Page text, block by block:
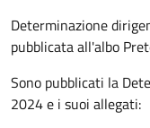
Determinazione
pubblicata all'albo
Sono pubblicati la
2024 e i suoi allegati: